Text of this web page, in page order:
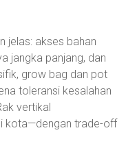
jelas: akses bahan
jangka panjang, dan
grow bag dan pot
toleransi kesalahan
vertikal
kota—dengan trade-off